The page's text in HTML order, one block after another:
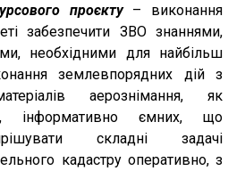
проєкту – виконання
забезпечити ЗВО знаннями,
необхідними для найбільш
землевпорядних дій з
аерознімання, як
інформативно ємних, що
складні задачі
кадастру оперативно, з